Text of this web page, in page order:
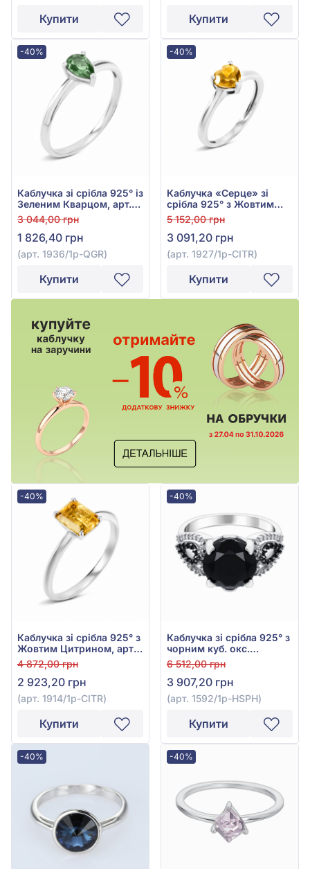
Купити Купити
-40%
Каблучка зі срібла 925° із
Зеленим Кварцом, арт.
1936/1р-QGR
3 044,00 грн
1 826,40 грн
(арт. 1936/1р-QGR)
Купити
-40%
Каблучка «Серце» зі
срібла 925° з Жовтим
Цитрином, арт. 1927/1р-
CITR
5 152,00 грн
3 091,20 грн
(арт. 1927/1р-CITR)
Купити
-40%
Каблучка зі срібла 925° з
Жовтим Цитрином, арт.
1914/1р-CITR
4 872,00 грн
2 923,20 грн
(арт. 1914/1р-CITR)
Купити
-40%
Каблучка зі срібла 925° з
чорним куб. окс.
цирконію та чорним
гідро. сапфіром, арт.
1592/1р-HSPH
6 512,00 грн
3 907,20 грн
(арт. 1592/1р-HSPH)
Купити
-40% -40%